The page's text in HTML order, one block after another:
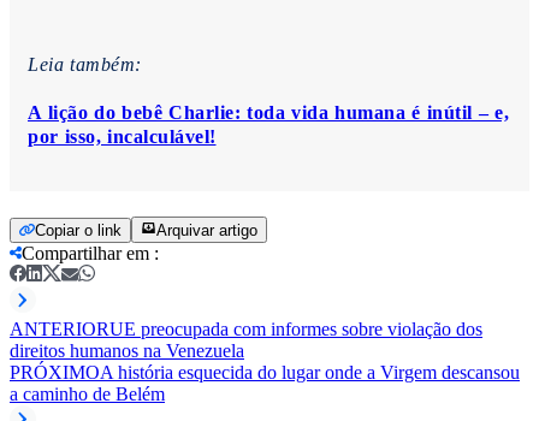
Leia também:
A lição do bebê Charlie: toda vida humana é inútil – e,
por isso, incalculável!
Copiar o link Arquivar artigo
Compartilhar em :
ANTERIORUE preocupada com informes sobre violação dos
direitos humanos na Venezuela
PRÓXIMOA história esquecida do lugar onde a Virgem descansou
a caminho de Belém